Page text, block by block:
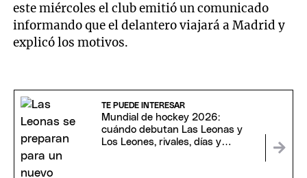
este miércoles el club emitió un comunicado
informando que el delantero viajará a Madrid y
explicó los motivos.
TE PUEDE INTERESAR
Mundial de hockey 2026:
cuándo debutan Las Leonas y
Los Leones, rivales, días y